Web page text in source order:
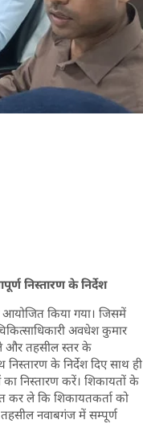
निस्तारण के निर्देश
आयोजित किया गया। जिसमें
अवधेश कुमार
और तहसील स्तर के
के निर्देश दिए साथ ही
निस्तारण करें। शिकायतों के
कर ले कि शिकायतकर्ता को
तहसील नवाबगंज में सम्पूर्ण